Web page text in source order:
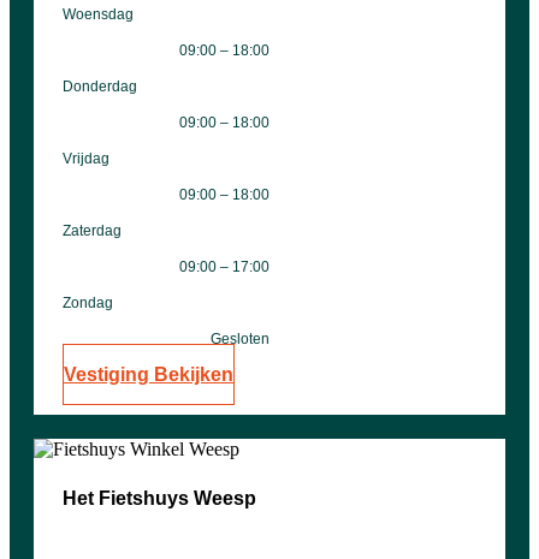
Woensdag
09:00 – 18:00
Donderdag
09:00 – 18:00
Vrijdag
09:00 – 18:00
Zaterdag
09:00 – 17:00
Zondag
Gesloten
Vestiging Bekijken
Het Fietshuys Weesp